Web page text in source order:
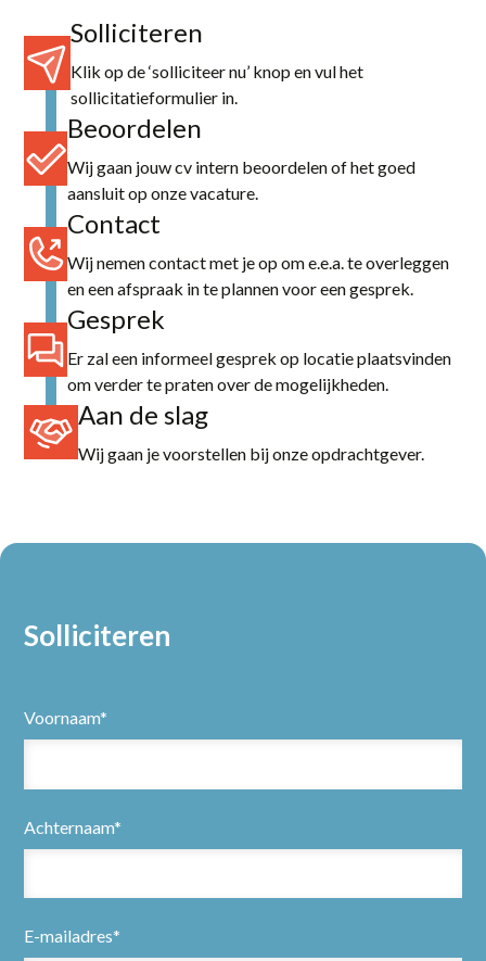
Solliciteren
Klik op de ‘solliciteer nu’ knop en vul het
sollicitatieformulier in.
Beoordelen
Wij gaan jouw cv intern beoordelen of het goed
aansluit op onze vacature.
Contact
Wij nemen contact met je op om e.e.a. te overleggen
en een afspraak in te plannen voor een gesprek.
Gesprek
Er zal een informeel gesprek op locatie plaatsvinden
om verder te praten over de mogelijkheden.
Aan de slag
Wij gaan je voorstellen bij onze opdrachtgever.
Solliciteren
Voornaam*
Achternaam*
E-mailadres*